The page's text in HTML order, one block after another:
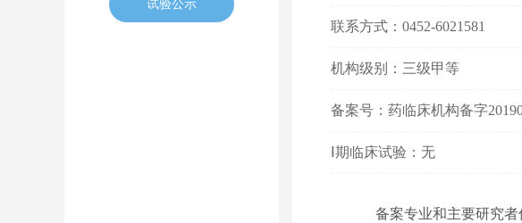
试验公示
联系方式：0452-6021581
机构级别：三级甲等
备案号：药临床机构备字
Ⅰ期临床试验：无
备案专业和主要研究者